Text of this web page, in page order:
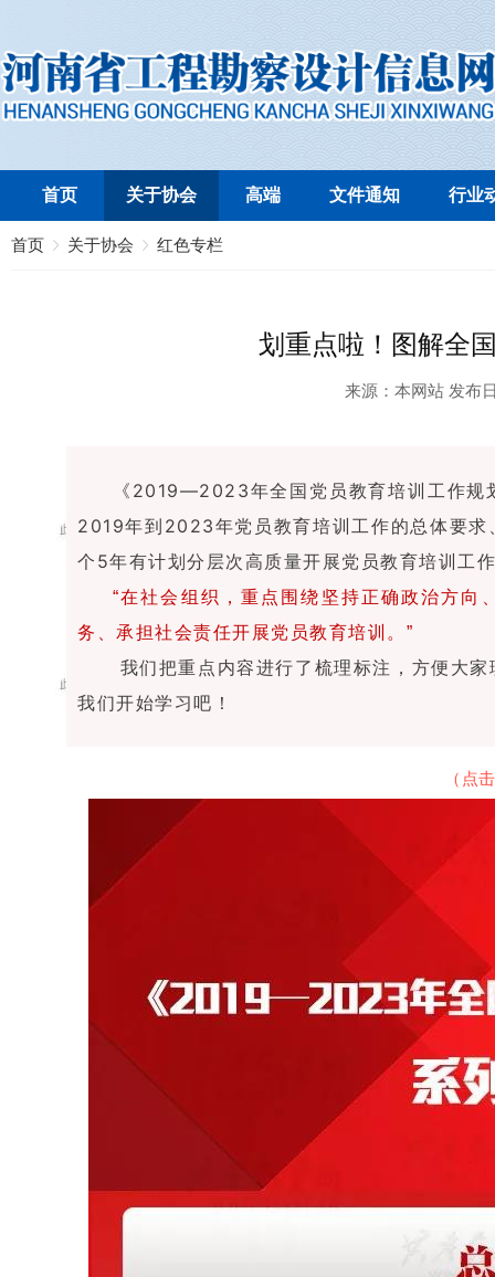
首页 关于协会 高端 文件通知 行业
首页 关于协会 红色专栏
划重点啦！图解全
来源： 本网站 发布
《2019—2023年全国党员教育培训工作规
2019年到2023年党员教育培训工作的总体要求
个5年有计划分层次高质量开展党员教育培训工
“在社会组织，重点围绕坚持正确政治方向
务、承担社会责任开展党员教育培训。 ”
我们把重点内容进行了梳理标注，方便大
我们开始学习吧！
（点